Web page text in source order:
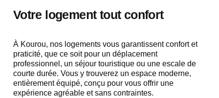
Votre logement tout confort
À Kourou, nos logements vous garantissent confort et
praticité, que ce soit pour un déplacement
professionnel, un séjour touristique ou une escale de
courte durée. Vous y trouverez un espace moderne,
entièrement équipé, conçu pour vous offrir une
expérience agréable et sans contraintes.